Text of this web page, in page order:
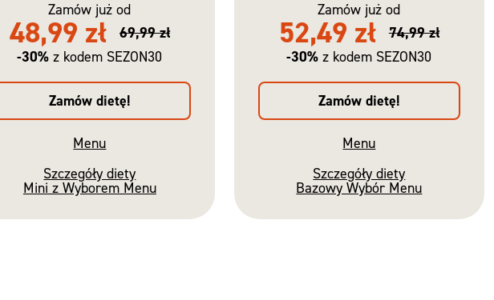
Zamów już od
48,99 zł
69,99 zł
-30% z kodem SEZON30
Zamów dietę!
Menu
Szczegóły diety
Mini z Wyborem Menu
Zamów już od
52,49 zł
74,99 zł
-30% z kodem SEZON30
Zamów dietę!
Menu
Szczegóły diety
Bazowy Wybór Menu